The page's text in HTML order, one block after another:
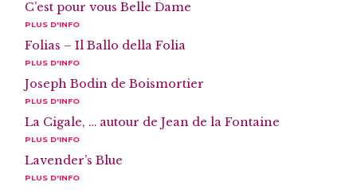
C’est pour vous Belle Dame
PLUS D'INFO
Folias – Il Ballo della Folia
PLUS D'INFO
Joseph Bodin de Boismortier
PLUS D'INFO
La Cigale, … autour de Jean de la Fontaine
PLUS D'INFO
Lavender’s Blue
PLUS D'INFO